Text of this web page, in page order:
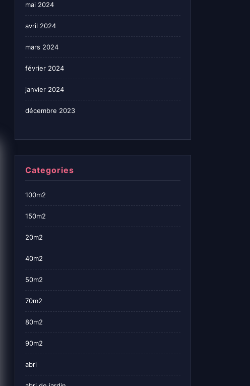
mai 2024
avril 2024
mars 2024
février 2024
janvier 2024
décembre 2023
Categories
100m2
150m2
20m2
40m2
50m2
70m2
80m2
90m2
abri